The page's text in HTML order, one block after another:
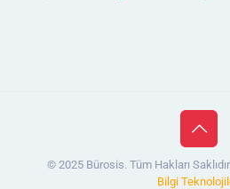
© 2025 Bürosis. Tüm Hakları
Bilgi